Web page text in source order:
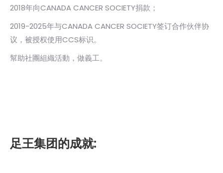
2018年向CANADA CANCER SOCIETY捐款；
2019-2025年与CANADA CANCER SOCIETY签订合作伙伴协
议，被授权使用CCS标识。
幫助社團組織活動，做義工。
足王集团的成就: